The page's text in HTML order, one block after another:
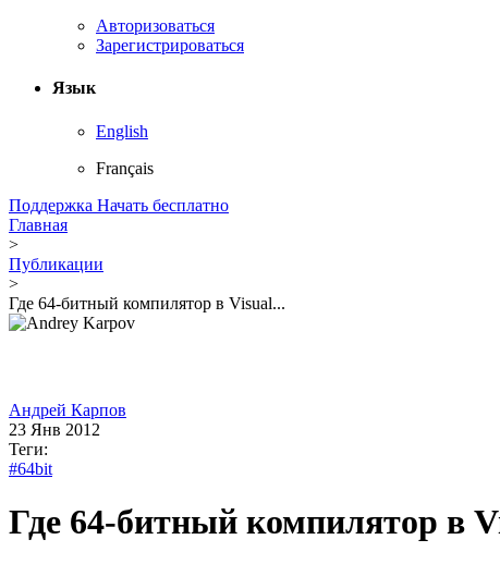
Авторизоваться
Зарегистрироваться
Язык
English
Français
Поддержка Начать бесплатно
Главная
>
Публикации
>
Где 64-битный компилятор в Visual...
Андрей Карпов
23 Янв 2012
Теги:
#64bit
Где 64-битный компилятор в